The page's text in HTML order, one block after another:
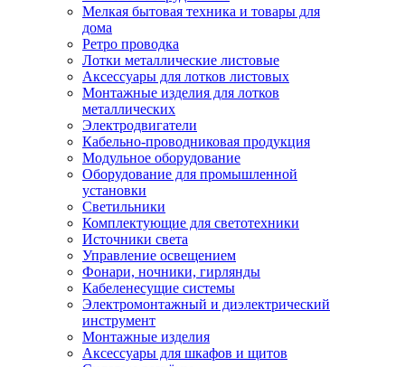
Мелкая бытовая техника и товары для
дома
Ретро проводка
Лотки металлические листовые
Аксессуары для лотков листовых
Монтажные изделия для лотков
металлических
Электродвигатели
Кабельно-проводниковая продукция
Модульное оборудование
Оборудование для промышленной
установки
Светильники
Комплектующие для светотехники
Источники света
Управление освещением
Фонари, ночники, гирлянды
Кабеленесущие системы
Электромонтажный и диэлектрический
инструмент
Монтажные изделия
Аксессуары для шкафов и щитов